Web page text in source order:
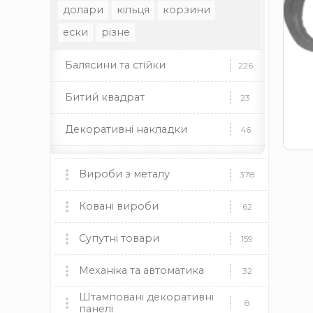
долари кільця
корзини
ески
різне
Балясини та стійки 226
Битий квадрат 23
Декоративні накладки 46
Декоративні стійки 37
Декоративні труби 35
Декоративні елементи 46
Профільні труби 22
Заклепки 13
Вироби з металу 378
Мангали, пічки та аксесуари 60
мангали пічки
Камінні топки BOKAR
Ковані вироби 62
Ковані ворота 9
Ковані огорожі 12
Ковані навіси 8
Супутні товари 159
Пластикові заглушки 37
круглі прямокутні квадратні
Механіка та автоматика 32
Механіка 19
Штамповані декоративні
панелі
8